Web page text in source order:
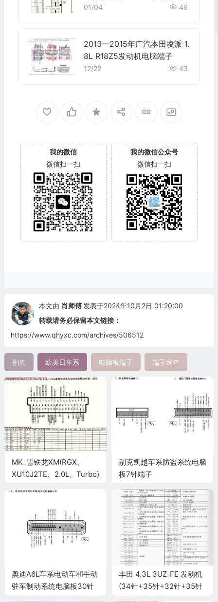
01/04 46
2013—2015年广汽本田凌派 1.
8L R18Z5发动机电脑端子
12/22 43
我的微信
微信扫一扫
我的微信公众号
微信扫一扫
本文由 肖师傅 发表于2024年10月2日 01:20:00
转载请务必保留本文链接：
https://www.qhyxc.com/archives/506512
别克 欧美日车系 电脑板端子 端子速查
MK_雪铁龙XM(RGX、
XU10J2TE、2.0L、Turbo)
别克凯越车系防盗系统电脑
板7针端子
奥迪A6L车系电动车和手动
驻车制动系统电脑板30针
丰田 4.3L 3UZ-FE 发动机
(34针+35针+32针+35针